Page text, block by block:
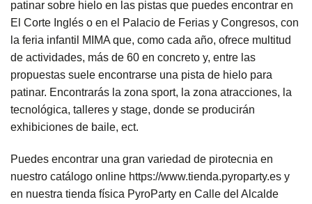
patinar sobre hielo en las pistas que puedes encontrar en
El Corte Inglés o en el Palacio de Ferias y Congresos, con
la feria infantil MIMA que, como cada año, ofrece multitud
de actividades, más de 60 en concreto y, entre las
propuestas suele encontrarse una pista de hielo para
patinar. Encontrarás la zona sport, la zona atracciones, la
tecnológica, talleres y stage, donde se producirán
exhibiciones de baile, ect.
Puedes encontrar una gran variedad de pirotecnia en
nuestro catálogo online https://www.tienda.pyroparty.es y
en nuestra tienda física PyroParty en Calle del Alcalde